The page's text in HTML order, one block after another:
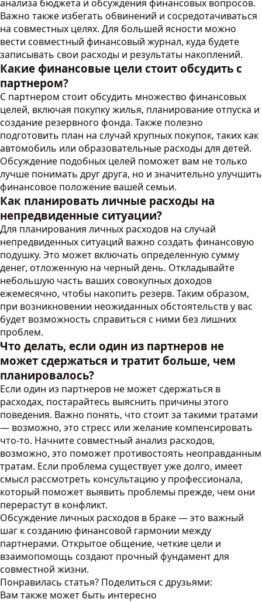
анализа бюджета и обсуждения финансовых вопросов.
Важно также избегать обвинений и сосредотачиваться
на совместных целях. Для большей ясности можно
вести совместный финансовый журнал, куда будете
записывать свои расходы и результаты накоплений.
Какие финансовые цели стоит обсудить с
партнером?
С партнером стоит обсудить множество финансовых
целей, включая покупку жилья, планирование отпуска и
создание резервного фонда. Также полезно
подготовить план на случай крупных покупок, таких как
автомобиль или образовательные расходы для детей.
Обсуждение подобных целей поможет вам не только
лучше понимать друг друга, но и значительно улучшить
финансовое положение вашей семьи.
Как планировать личные расходы на
непредвиденные ситуации?
Для планирования личных расходов на случай
непредвиденных ситуаций важно создать финансовую
подушку. Это может включать определенную сумму
денег, отложенную на черный день. Откладывайте
небольшую часть ваших совокупных доходов
ежемесячно, чтобы накопить резерв. Таким образом,
при возникновении неожиданных обстоятельств у вас
будет возможность справиться с ними без лишних
проблем.
Что делать, если один из партнеров не
может сдержаться и тратит больше, чем
планировалось?
Если один из партнеров не может сдержаться в
расходах, постарайтесь выяснить причины этого
поведения. Важно понять, что стоит за такими тратами
— возможно, это стресс или желание компенсировать
что-то. Начните совместный анализ расходов,
возможно, это поможет противостоять неоправданным
тратам. Если проблема существует уже долго, имеет
смысл рассмотреть консультацию у профессионала,
который поможет выявить проблемы прежде, чем они
перерастут в конфликт.
Обсуждение личных расходов в браке — это важный
шаг к созданию финансовой гармонии между
партнерами. Открытое общение, четкие цели и
взаимопомощь создают прочный фундамент для
совместной жизни.
Понравилась статья? Поделиться с друзьями:
Вам также может быть интересно